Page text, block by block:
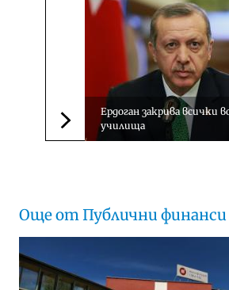
Следваща новина
Ердоган закрива всички
училища
Още от Публични финанси